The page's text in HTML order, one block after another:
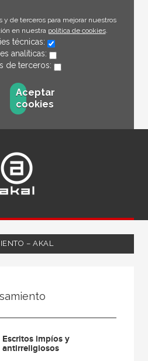
y de terceros para mejorar nuestros
en nuestra política de cookies.
técnicas:
analíticas:
de terceros:
Aceptar
cookies
– AKAL
Escritos impíos y
antirreligiosos